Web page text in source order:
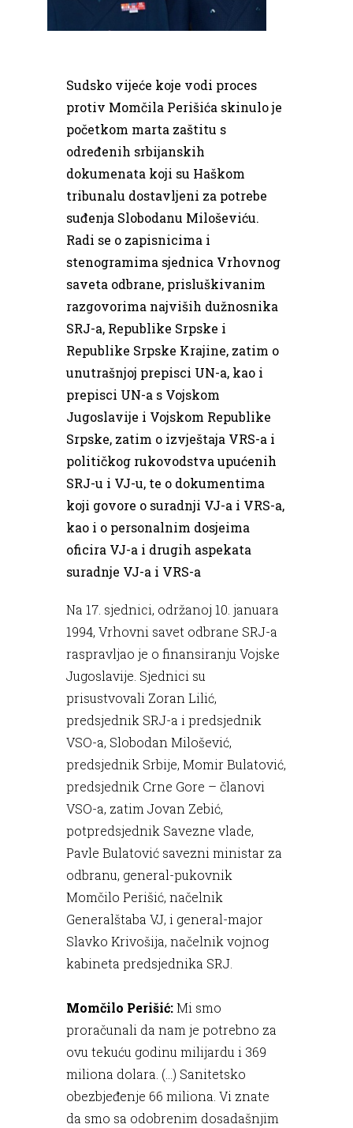
Sudsko vijeće koje vodi proces
protiv Momčila Perišića skinulo je
početkom marta zaštitu s
određenih srbijanskih
dokumenata koji su Haškom
tribunalu dostavljeni za potrebe
suđenja Slobodanu Miloševiću.
Radi se o zapisnicima i
stenogramima sjednica Vrhovnog
saveta odbrane, prisluškivanim
razgovorima najviših dužnosnika
SRJ-a, Republike Srpske i
Republike Srpske Krajine, zatim o
unutrašnjoj prepisci UN-a, kao i
prepisci UN-a s Vojskom
Jugoslavije i Vojskom Republike
Srpske, zatim o izvještaja VRS-a i
političkog rukovodstva upućenih
SRJ-u i VJ-u, te o dokumentima
koji govore o suradnji VJ-a i VRS-a,
kao i o personalnim dosjeima
oficira VJ-a i drugih aspekata
suradnje VJ-a i VRS-a
Na 17. sjednici, održanoj 10. januara
1994, Vrhovni savet odbrane SRJ-a
raspravljao je o finansiranju Vojske
Jugoslavije. Sjednici su
prisustvovali Zoran Lilić,
predsjednik SRJ-a i predsjednik
VSO-a, Slobodan Milošević,
predsjednik Srbije, Momir Bulatović,
predsjednik Crne Gore – članovi
VSO-a, zatim Jovan Zebić,
potpredsjednik Savezne vlade,
Pavle Bulatović savezni ministar za
odbranu, general-pukovnik
Momčilo Perišić, načelnik
Generalštaba VJ, i general-major
Slavko Krivošija, načelnik vojnog
kabineta predsjednika SRJ.
Momčilo Perišić:Mi smo
proračunali da nam je potrebno za
ovu tekuću godinu milijardu i 369
miliona dolara. (...) Sanitetsko
obezbjeđenje 66 miliona. Vi znate
da smo sa odobrenim dosadašnjim